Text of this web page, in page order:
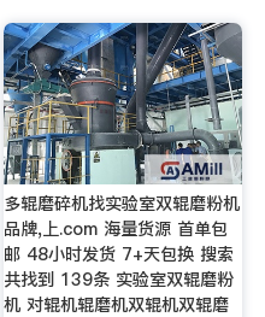
多辊磨碎机找实验室双辊磨粉机
品牌,上.com 海量货源 首单包
邮 48小时发货 7+天包换 搜索
共找到 139条 实验室双辊磨粉
机 对辊机辊磨机双辊机双辊磨